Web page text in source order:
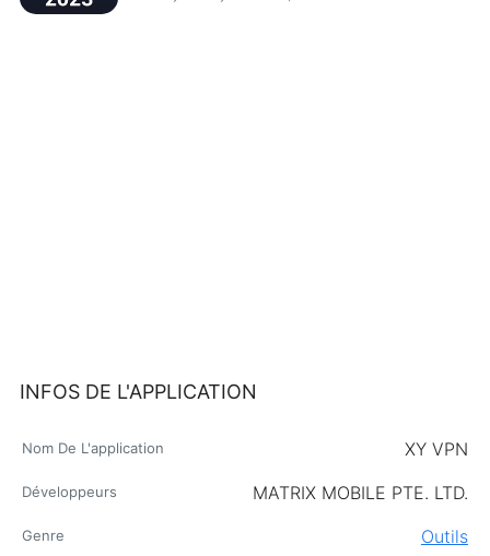
INFOS DE L'APPLICATION
Nom De L'application XY VPN
Développeurs MATRIX MOBILE PTE. LTD.
Genre Outils